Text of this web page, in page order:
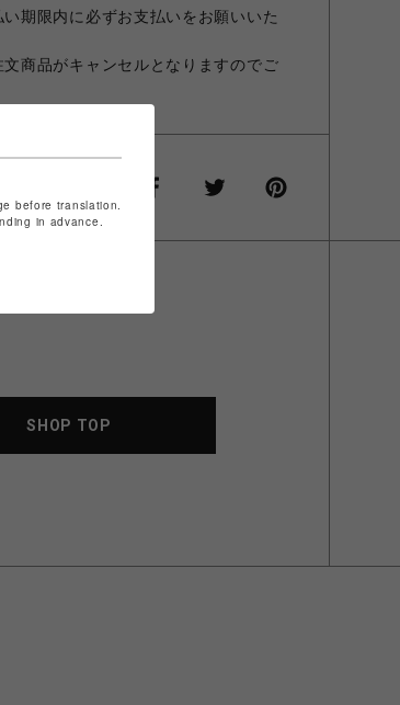
期限内に必ずお支払いをお願いいた
商品がキャンセルとなりますのでご
SHOP TOP
before translation.
in advance.